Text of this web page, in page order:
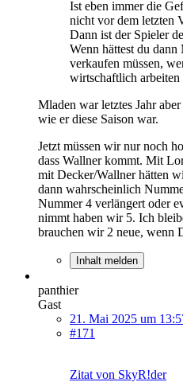
Ist eben immer die
nicht vor dem letzten
Dann ist der Spieler
Wenn hättest du dann
verkaufen müssen,
wirtschaftlich arbeiten
Mladen war letztes Jahr
wie er diese Saison war.
Jetzt müssen wir nur noch
dass Wallner kommt. Mit
mit Decker/Wallner hätten
dann wahrscheinlich
Nummer 4 verlängert oder
nimmt haben wir 5. Ich
brauchen wir 2 neue, wenn
Inhalt melden
panthier
Gast
21. Mai 2025 um
#171
Zitat von SkyR!der